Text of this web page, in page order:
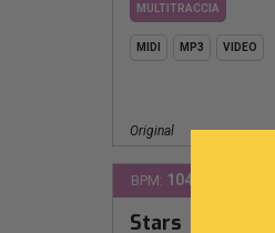
MULTITRACCIA
MIDI MP3 VIDEO
Original
BPM: 104
Stars